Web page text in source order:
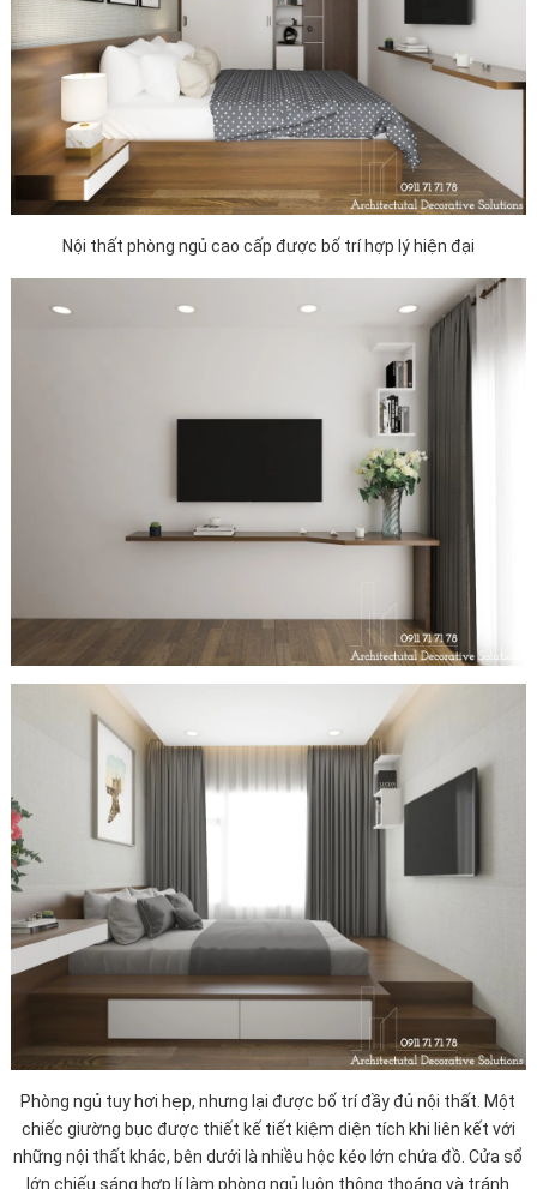
Nội thất phòng ngủ cao cấp được bố trí hợp lý hiện đại
Phòng ngủ tuy hơi hẹp, nhưng lại được bố trí đầy đủ nội thất. Một
chiếc giường bục được thiết kế tiết kiệm diện tích khi liên kết với
những nội thất khác, bên dưới là nhiều hộc kéo lớn chứa đồ. Cửa sổ
lớn chiếu sáng hợp lí làm phòng ngủ luôn thông thoáng và tránh